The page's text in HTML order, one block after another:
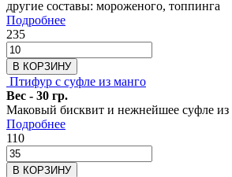
другие составы: мороженого, топпинга
Подробнее
235
В КОРЗИНУ
Птифур с суфле из манго
Вес - 30 гр.
Маковый бисквит и нежнейшее суфле из
Подробнее
110
В КОРЗИНУ